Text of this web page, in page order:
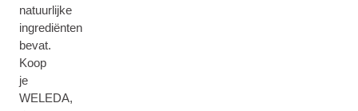
natuurlijke
ingrediënten
bevat.
Koop
je
WELEDA,